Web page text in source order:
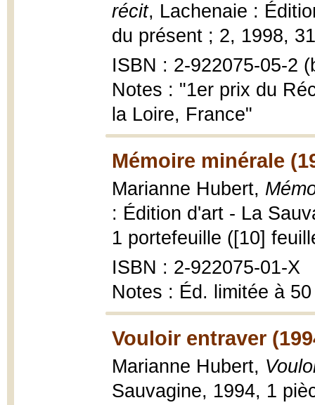
récit, Lachenaie :
du présent ; 2, 1998,
ISBN : 2-922075-05-2
Notes : "1er prix du
la Loire, France"
Mémoire minérale
Marianne Hubert,
: Édition d'art - La
1 portefeuille ([10]
ISBN : 2-922075-01-X
Notes : Éd. limitée à
Vouloir entraver
Marianne Hubert,
Sauvagine, 1994, 1